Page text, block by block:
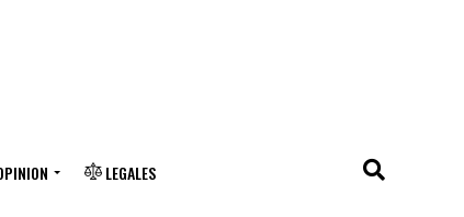
LEGALES